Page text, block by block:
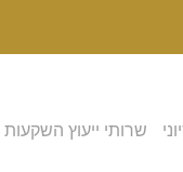
שרותי ייעוץ השקעות